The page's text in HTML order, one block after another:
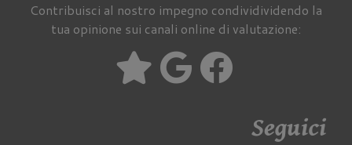
Contribuisci al nostro impegno condividividendo la
tua opinione sui canali online di valutazione:
Seguici